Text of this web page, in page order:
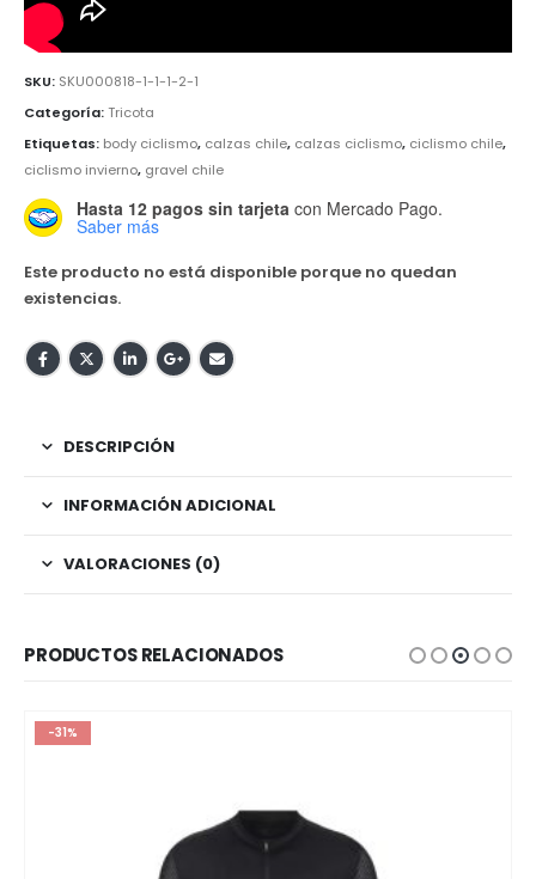
SKU: SKU000818-1-1-1-2-1
Categoría:Tricota
Etiquetas: body ciclismo, calzas chile, calzas ciclismo, ciclismo chile,
ciclismo invierno, gravel chile
Hasta 12 pagos sin tarjeta con Mercado Pago.
Saber más
Este producto no está disponible porque no quedan
existencias.
DESCRIPCIÓN
INFORMACIÓN ADICIONAL
VALORACIONES (0)
PRODUCTOS RELACIONADOS
-31%